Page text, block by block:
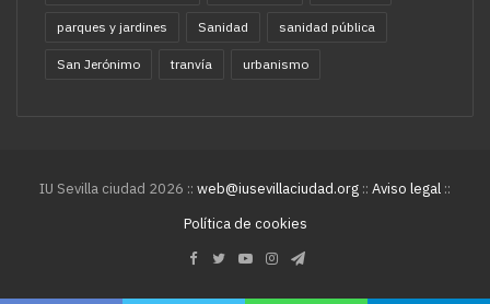
parques y jardines Sanidad sanidad pública
San Jerónimo tranvía urbanismo
IU Sevilla ciudad 2026 :: web@iusevillaciudad.org :: Aviso legal ::
Política de cookies
Facebook
TwitterYouTubeInstagram
Telegram